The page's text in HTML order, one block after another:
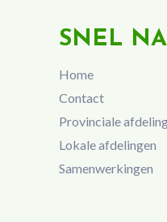
SNEL
Home
Contact
Provinciale
Lokale afdelingen
Samenwerkingen